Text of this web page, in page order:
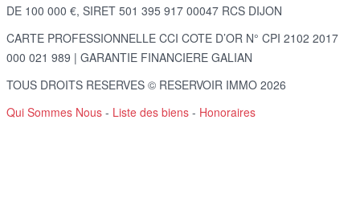
DE 100 000 €, SIRET 501 395 917 00047 RCS DIJON
CARTE PROFESSIONNELLE CCI COTE D’OR N° CPI 2102 2017
000 021 989 | GARANTIE FINANCIERE GALIAN
TOUS DROITS RESERVES © RESERVOIR IMMO 2026
Qui Sommes Nous - Liste des biens - Honoraires